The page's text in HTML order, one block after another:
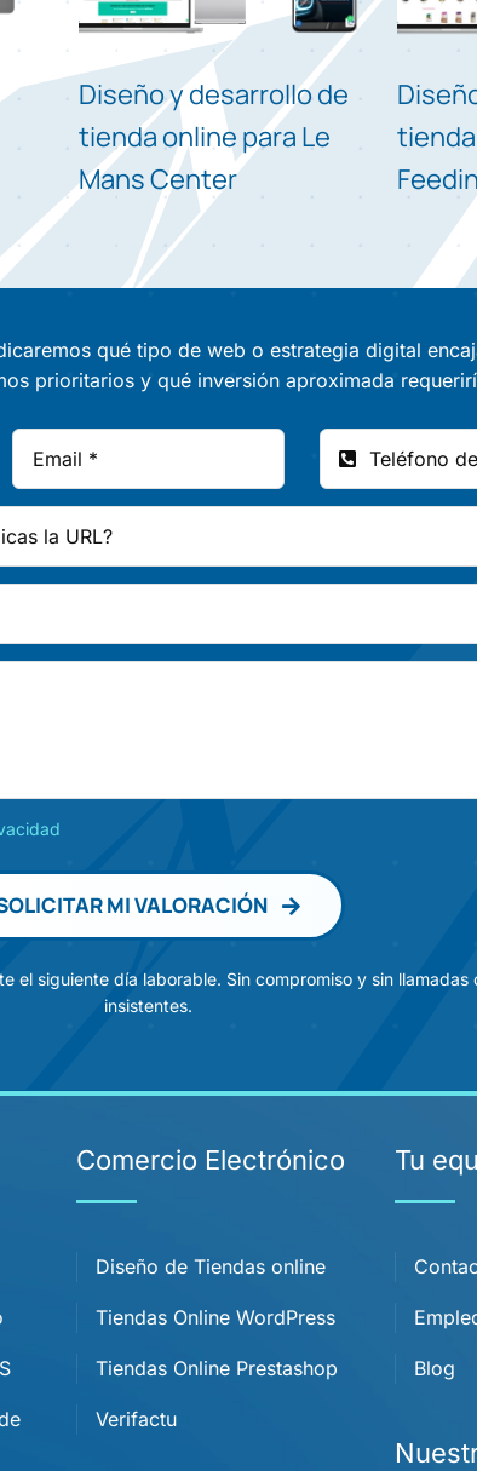
Diseño y desarrollo de
tienda online para Le
Mans Center
qué tipo de web o estrategia digital
prioritarios y qué inversión aproximada
MI VALORACIÓN
el siguiente día laborable. Sin compromiso y sin llamadas
insistentes.
Comercio Electrónico
Diseño de Tiendas online
Tiendas Online WordPress
Tiendas Online Prestashop
Verifactu
Tu
Blog